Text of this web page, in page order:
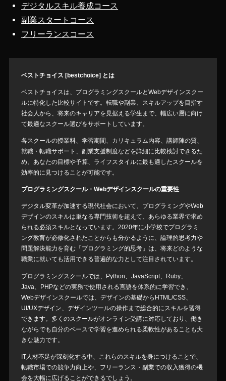
デジタルスキル養成コース
副業スタートコース
フリーランスコース
ベストチョイス [bestchoice] とは
ベストチョイスは、プログラミングスクールとWebデザインスクー
ルに特化した比較サイトです。転職や副業、スキルアップを目指す
社会人から、将来のキャリアを見据える学生まで、幅広い層に向け
て最適なスクール選びをサポートしています。
各スクールの授業料、学習期間、カリキュラム内容、講師陣の質、
就職・転職サポート、副業支援制度などを詳細に比較検討できるた
め、あなたの目標や予算、ライフスタイルに最も適したスクールを
効率的に見つけることが可能です。
プログラミングスクール・Webデザインスクールの重要性
デジタル変革が加速する現代社会において、プログラミングやWeb
デザインのスキルは単なる専門技術を超えて、あらゆる業界で求め
られる必須スキルとなっています。2020年に小学校でプログラミ
ング教育が必修化されたことからも分かるように、論理的思考力や
問題解決能力を育む「プログラミング的思考」は、将来どのような
職業に就いても活用できる普遍的な力として注目されています。
プログラミングスクールでは、Python、JavaScript、Ruby、
Java、PHPなどの実務で使用される言語を体系的に学習でき、
Webデザインスクールでは、デザインの基礎からHTML/CSS、
UI/UXデザイン、デザインツールの操作まで総合的にスキルを習得
できます。多くのスクールがオンライン受講に対応しており、働き
ながらでも自分のペースで学習を進められる柔軟性があることも大
きな魅力です。
IT人材不足が深刻化する中、これらのスキルを身につけることで、
転職市場での競争力向上や、フリーランス・副業での収入獲得の機
会を大幅に広げることができるでしょう。